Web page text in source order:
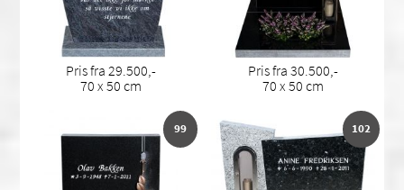
Pris fra 29.500,-
70 x 50 cm
Pris fra 30.500,-
70 x 50 cm
99 102